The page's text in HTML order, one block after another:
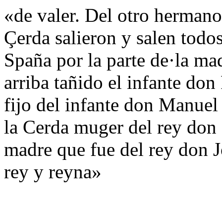
«de valer. Del otro
Çerda salieron y salen
Spaña por la parte de·la
arriba tañido el infante don
fijo del infante don Manuel
la Cerda muger del rey
madre que fue del rey don
rey y reyna»